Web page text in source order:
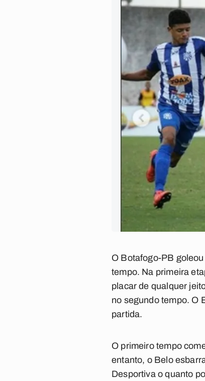
O Botafogo-PB
tempo. Na primeira
placar de qualquer
no segundo tempo. O
partida.
O primeiro tempo
entanto, o Belo
Desportiva o quanto